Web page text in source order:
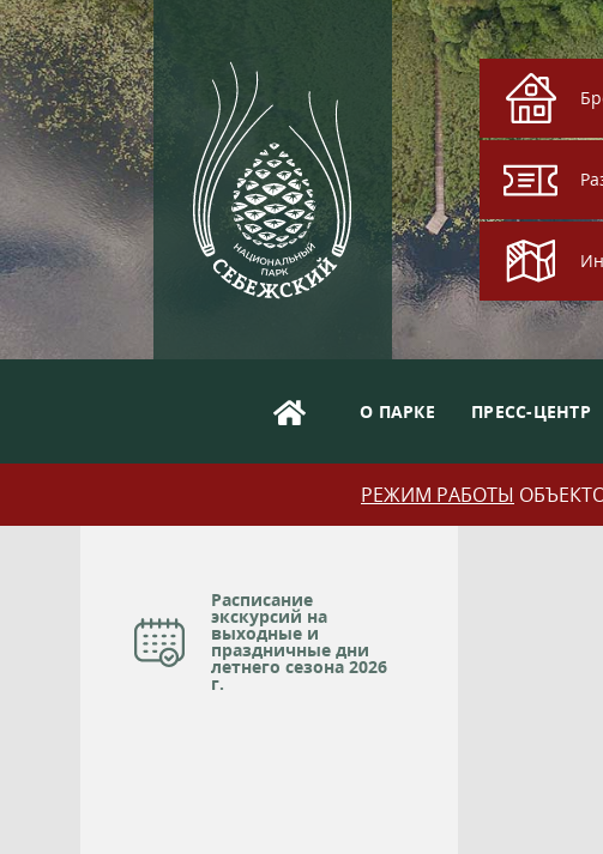
О ПАРКЕ ПРЕСС-ЦЕНТР
РЕЖИМ РАБОТЫ
Расписание
экскурсий на
выходные и
праздничные дни
летнего сезона 2026
г.